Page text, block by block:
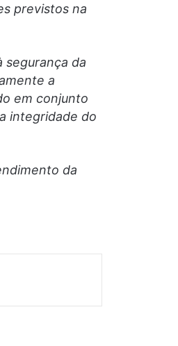
previstos na
segurança da
a
em conjunto
integridade do
da